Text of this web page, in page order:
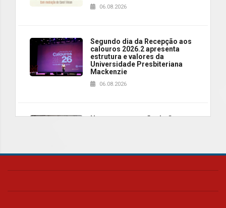
06.08.2026
Segundo dia da Recepção aos
calouros 2026.2 apresenta
estrutura e valores da
Universidade Presbiteriana
Mackenzie
06.08.2026
Nova apresentação do Centro
realizará nova edição da Feira